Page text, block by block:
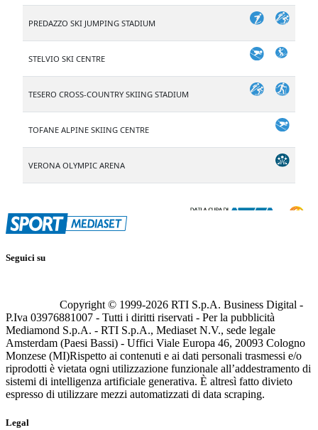
Seguici su
Copyright © 1999-2026 RTI S.p.A. Business Digital -
P.Iva 03976881007 - Tutti i diritti riservati - Per la pubblicità
Mediamond S.p.A. - RTI S.p.A., Mediaset N.V., sede legale
Amsterdam (Paesi Bassi) - Uffici Viale Europa 46, 20093 Cologno
Monzese (MI)Rispetto ai contenuti e ai dati personali trasmessi e/o
riprodotti è vietata ogni utilizzazione funzionale all’addestramento di
sistemi di intelligenza artificiale generativa. È altresì fatto divieto
espresso di utilizzare mezzi automatizzati di data scraping.
Legal